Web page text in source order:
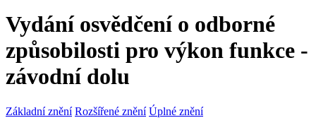
Vydání osvědčení o odborné
způsobilosti pro výkon funkce -
závodní dolu
Základní znění Rozšířené znění Úplné znění